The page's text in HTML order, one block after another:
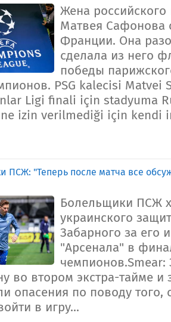
Жена
Матвея Сафонова
Франции. Она
сделала из него
победы
PSG kalecisi Matvei
Ligi finali için stadyuma
izin verilmediği için kendi
ПСЖ: "Теперь после матча все
Болельщики ПСЖ
украинского
Забарного за его
"Арсенала" в
во втором экстра-тайме и
опасения по поводу того,
в игру...